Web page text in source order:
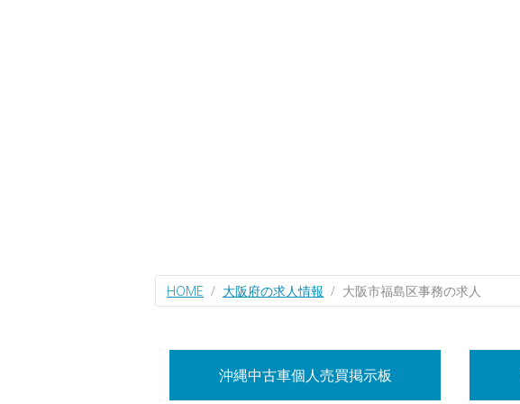
HOME 大阪府の求人情報 大阪市福島区事務の求人
沖縄中古車個人売買掲示板